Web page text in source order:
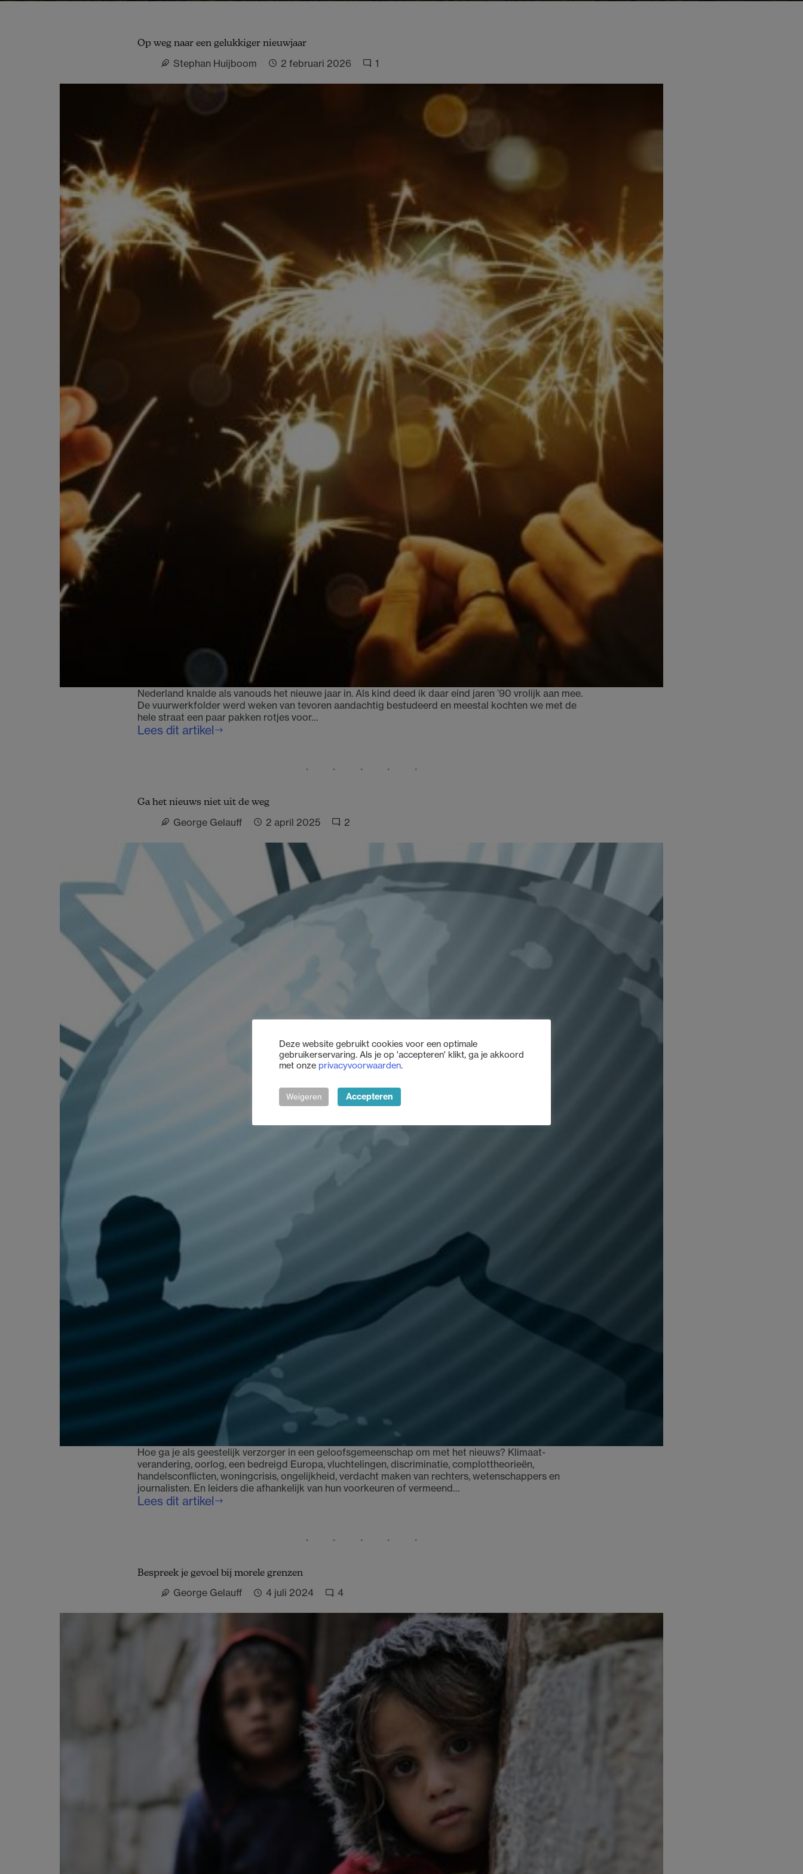
Op weg naar een gelukkiger nieuwjaar
Stephan Huijboom 2 februari 2026 1
Nederland knalde als vanouds het nieuwe jaar in. Als kind deed ik daar eind jaren ’90 vrolijk aan mee.
De vuurwerkfolder werd weken van tevoren aandachtig bestudeerd en meestal kochten we met de
hele straat een paar pakken rotjes voor…
Lees dit artikel
Op
nieuwjaar
Ga het nieuws niet uit de weg
George Gelauff 2 april 2025 2
Hoe ga je als geestelijk verzorger in een geloofsgemeenschap om met het nieuws? Klimaat­
verandering, oorlog, een bedreigd Europa, vluchtelingen, discriminatie, complottheorieën,
handelsconflicten, woningcrisis, ongelijkheid, verdacht maken van rechters, wetenschappers en
journalisten. En leiders die afhankelijk van hun voorkeuren of vermeend…
Lees dit artikel
Ga
de
Bespreek je gevoel bij morele grenzen
George Gelauff 4 juli 2024 4
Deze website gebruikt cookies voor een optimale
gebruikerservaring. Als je op 'accepteren' klikt, ga je akkoord
met onze privacyvoorwaarden.
Weigeren Accepteren